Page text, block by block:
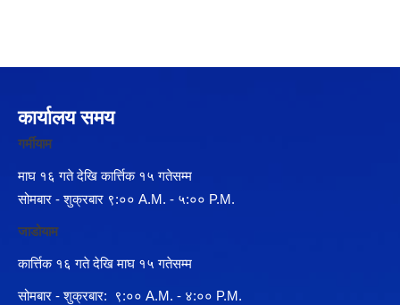
कार्यालय समय
गर्मीयाम
माघ १६ गते देखि कार्त्तिक १५ गतेसम्म
सोमबार - शुक्रबार ९:०० A.M. - ५:०० P.M.
जाडोयाम
कार्त्तिक १६ गते देखि माघ १५ गतेसम्म
सोमबार - शुक्रबार: ९:०० A.M. - ४:०० P.M.